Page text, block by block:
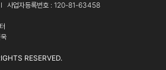
l
사업자등록번호 : 120-81-63458
RESERVED.